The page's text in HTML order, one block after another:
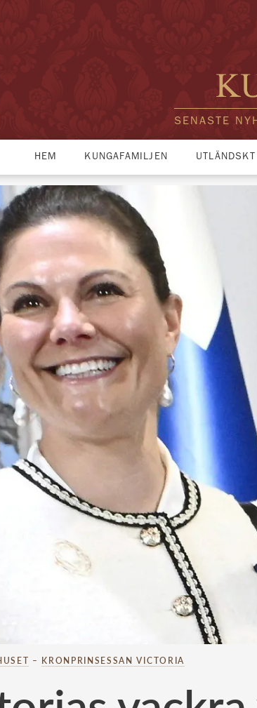
SENASTE
HEM KUNGAFAMILJEN UTLÄNDSKT
– KRONPRINSESSAN VICTORIA